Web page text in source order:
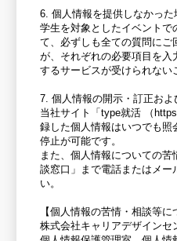
6. 個人情報を提供しなかっ
学生を対象としたイベント
て、必ずしも全ての質問にご
が、それぞれの必要項目を入
するサービスが受けられない
7. 個人情報の開示・訂正およ
当社サイト「type就活 （
録した個人情報はいつでも照
停止が可能です。
また、個人情報についての
談窓口」まで電話またはメー
い。
【個人情報の苦情・相談等に
株式会社キャリアデザインセ